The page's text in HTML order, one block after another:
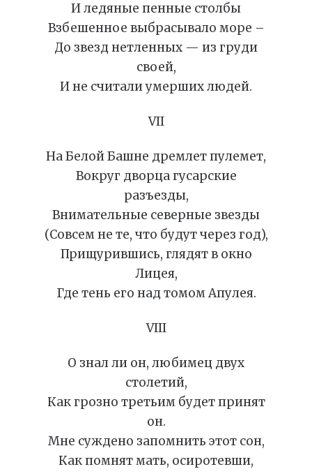
И ледяные пенные столбы
Взбешенное выбрасывало море –
До звезд нетленных — из груди
своей,
И не считали умерших людей.
VII
На Белой Башне дремлет пулемет,
Вокруг дворца гусарские
разъезды,
Внимательные северные звезды
(Совсем не те, что будут через год),
Прищурившись, глядят в окно
Лицея,
Где тень его над томом Апулея.
VIII
О знал ли он, любимец двух
столетий,
Как грозно третьим будет принят
он.
Мне суждено запомнить этот сон,
Как помнят мать, осиротевши,